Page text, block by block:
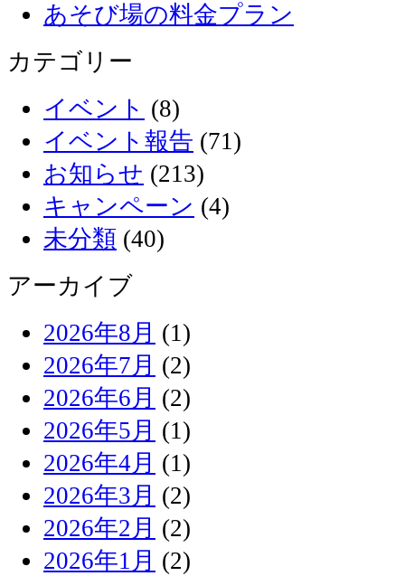
あそび場の料金プラン
カテゴリー
イベント (8)
イベント報告 (71)
お知らせ (213)
キャンペーン (4)
未分類 (40)
アーカイブ
2026年8月 (1)
2026年7月 (2)
2026年6月 (2)
2026年5月 (1)
2026年4月 (1)
2026年3月 (2)
2026年2月 (2)
2026年1月 (2)